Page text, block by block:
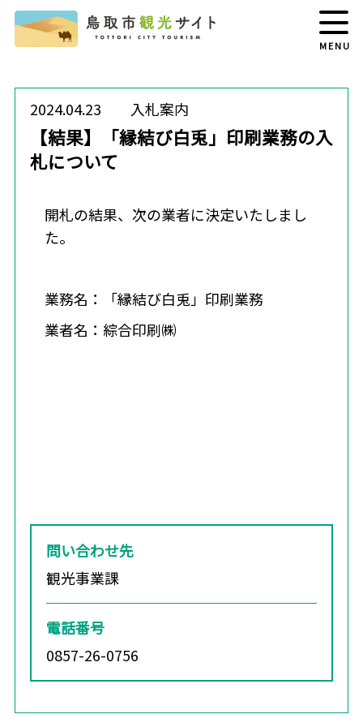
MENU
【結果】「縁結び白兎」印刷業務の入
札について
2024.04.23 入札案内
開札の結果、次の業者に決定いたしまし
た。
業務名：「縁結び白兎」印刷業務
業者名：綜合印刷㈱
問い合わせ先
観光事業課
電話番号
0857-26-0756